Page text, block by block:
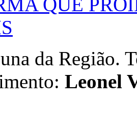
da Região.
Leonel